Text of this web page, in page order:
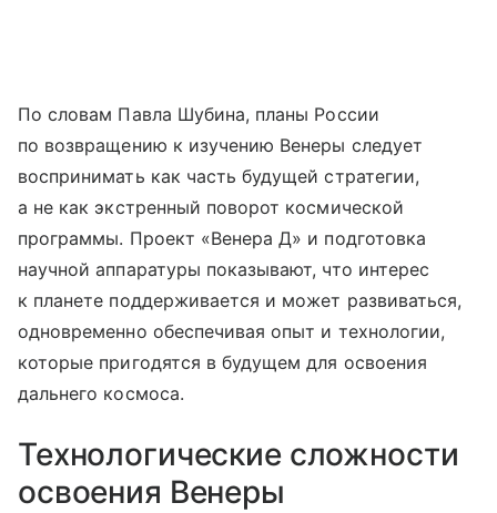
По словам Павла Шубина, планы России
по возвращению к изучению Венеры следует
воспринимать как часть будущей стратегии,
а не как экстренный поворот космической
программы. Проект «Венера Д» и подготовка
научной аппаратуры показывают, что интерес
к планете поддерживается и может развиваться,
одновременно обеспечивая опыт и технологии,
которые пригодятся в будущем для освоения
дальнего космоса.
Технологические сложности
освоения Венеры